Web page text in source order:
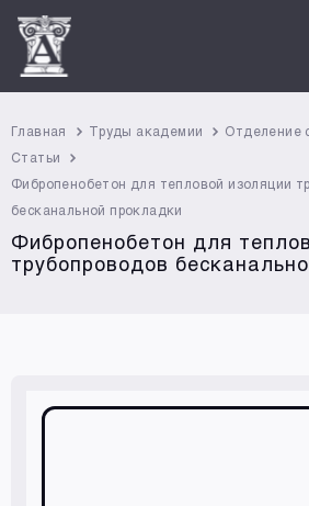
Главная Труды академии
Отделение
Статьи
Фибропенобетон для тепловой изоляции
бесканальной прокладки
Фибропенобетон для
трубопроводов